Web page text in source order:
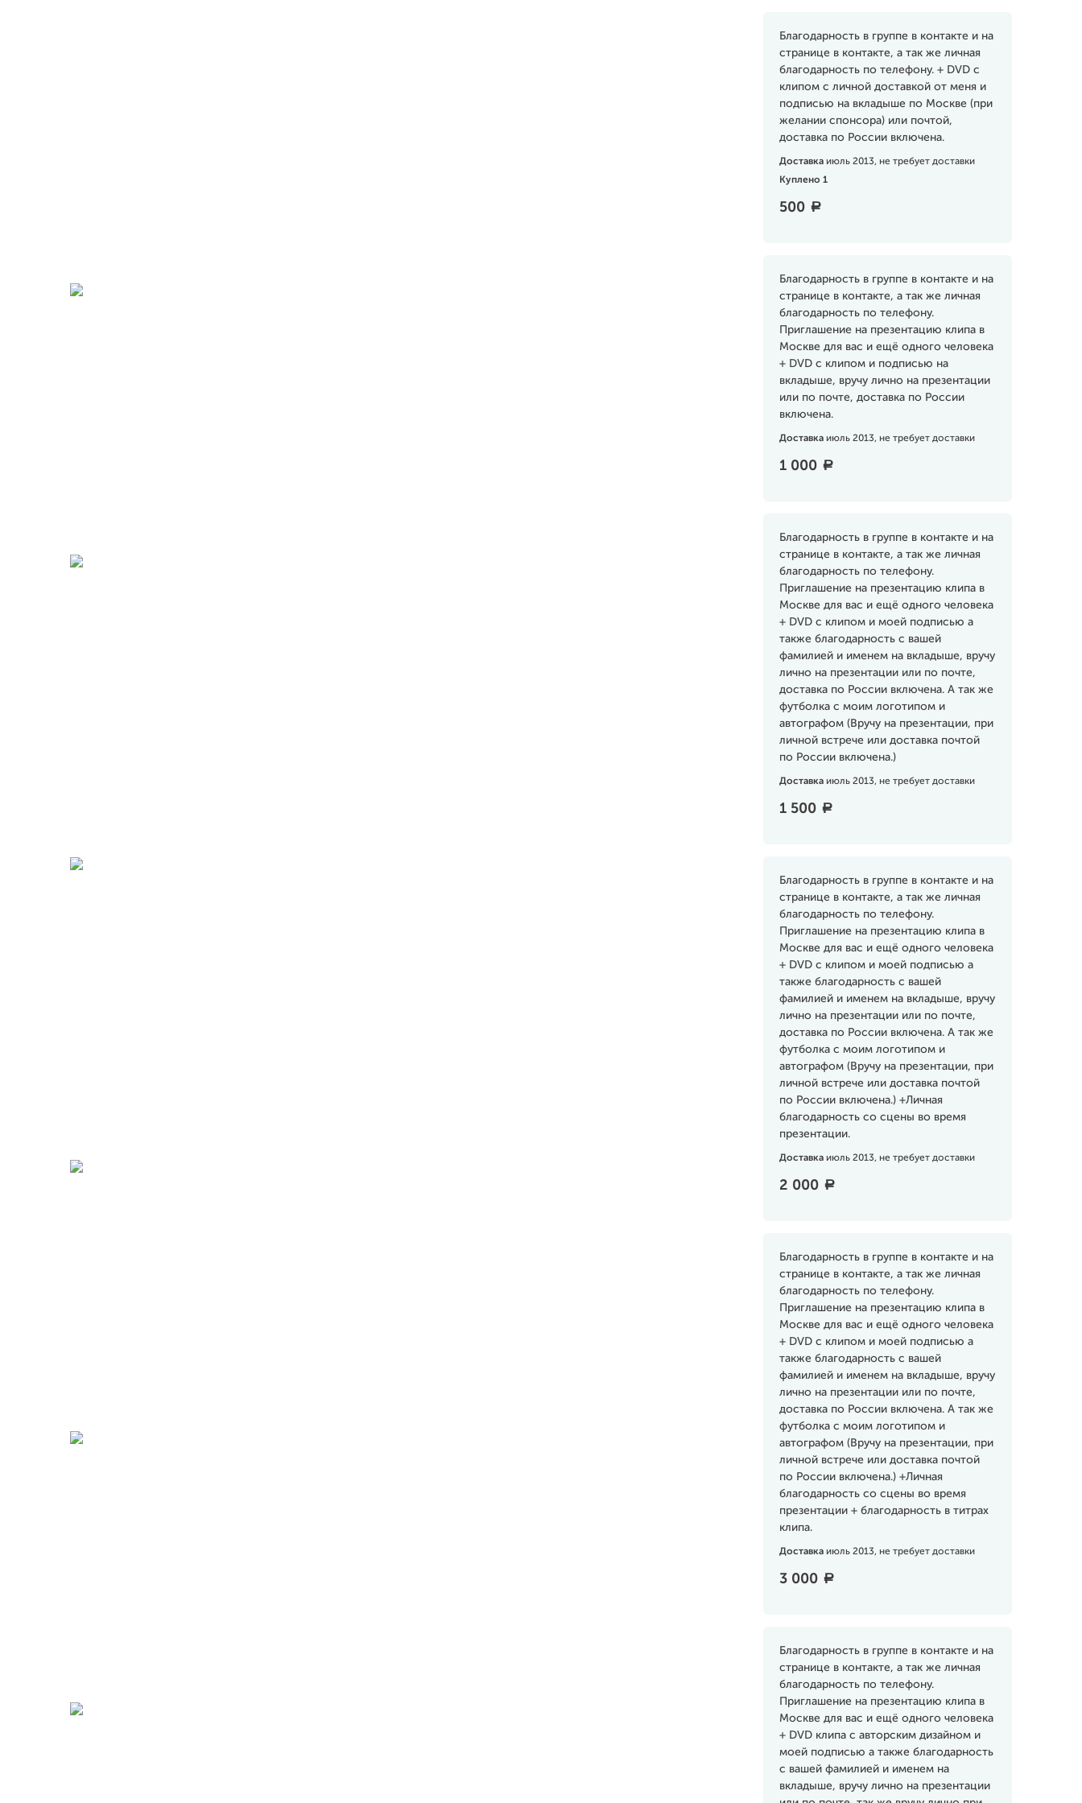
Благодарность в группе в контакте и на
странице в контакте, а так же личная
благодарность по телефону. + DVD с
клипом с личной доставкой от меня и
подписью на вкладыше по Москве (при
желании спонсора) или почтой,
доставка по России включена.
Доставка июль 2013, не требует доставки
Куплено 1
500 a
Благодарность в группе в контакте и на
странице в контакте, а так же личная
благодарность по телефону.
Приглашение на презентацию клипа в
Москве для вас и ещё одного человека
+ DVD с клипом и подписью на
вкладыше, вручу лично на презентации
или по почте, доставка по России
включена.
Доставка июль 2013, не требует доставки
1 000 a
Благодарность в группе в контакте и на
странице в контакте, а так же личная
благодарность по телефону.
Приглашение на презентацию клипа в
Москве для вас и ещё одного человека
+ DVD с клипом и моей подписью а
также благодарность с вашей
фамилией и именем на вкладыше, вручу
лично на презентации или по почте,
доставка по России включена. А так же
футболка с моим логотипом и
автографом (Вручу на презентации, при
личной встрече или доставка почтой
по России включена.)
Доставка июль 2013, не требует доставки
1 500 a
Благодарность в группе в контакте и на
странице в контакте, а так же личная
благодарность по телефону.
Приглашение на презентацию клипа в
Москве для вас и ещё одного человека
+ DVD с клипом и моей подписью а
также благодарность с вашей
фамилией и именем на вкладыше, вручу
лично на презентации или по почте,
доставка по России включена. А так же
футболка с моим логотипом и
автографом (Вручу на презентации, при
личной встрече или доставка почтой
по России включена.) +Личная
благодарность со сцены во время
презентации.
Доставка июль 2013, не требует доставки
2 000 a
Благодарность в группе в контакте и на
странице в контакте, а так же личная
благодарность по телефону.
Приглашение на презентацию клипа в
Москве для вас и ещё одного человека
+ DVD с клипом и моей подписью а
также благодарность с вашей
фамилией и именем на вкладыше, вручу
лично на презентации или по почте,
доставка по России включена. А так же
футболка с моим логотипом и
автографом (Вручу на презентации, при
личной встрече или доставка почтой
по России включена.) +Личная
благодарность со сцены во время
презентации + благодарность в титрах
клипа.
Доставка июль 2013, не требует доставки
3 000 a
Благодарность в группе в контакте и на
странице в контакте, а так же личная
благодарность по телефону.
Приглашение на презентацию клипа в
Москве для вас и ещё одного человека
+ DVD клипа с авторским дизайном и
моей подписью а также благодарность
с вашей фамилией и именем на
вкладыше, вручу лично на презентации